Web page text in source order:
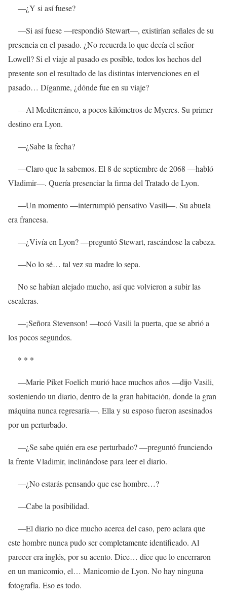
—¿Y si así fuese?
—Si así fuese —respondió Stewart—, existirían señales de su
presencia en el pasado. ¿No recuerda lo que decía el señor
Lowell? Si el viaje al pasado es posible, todos los hechos del
presente son el resultado de las distintas intervenciones en el
pasado… Díganme, ¿dónde fue en su viaje?
—Al Mediterráneo, a pocos kilómetros de Myeres. Su primer
destino era Lyon.
—¿Sabe la fecha?
—Claro que la sabemos. El 8 de septiembre de 2068 —habló
Vladimir—. Quería presenciar la firma del Tratado de Lyon.
—Un momento —interrumpió pensativo Vasili—. Su abuela
era francesa.
—¿Vivía en Lyon? —preguntó Stewart, rascándose la cabeza.
—No lo sé… tal vez su madre lo sepa.
No se habían alejado mucho, así que volvieron a subir las
escaleras.
—¡Señora Stevenson! —tocó Vasili la puerta, que se abrió a
los pocos segundos.
* * *
—Marie Piket Foelich murió hace muchos años —dijo Vasili,
sosteniendo un diario, dentro de la gran habitación, donde la gran
máquina nunca regresaría—. Ella y su esposo fueron asesinados
por un perturbado.
—¿Se sabe quién era ese perturbado? —preguntó frunciendo
la frente Vladimir, inclinándose para leer el diario.
—¿No estarás pensando que ese hombre…?
—Cabe la posibilidad.
—El diario no dice mucho acerca del caso, pero aclara que
este hombre nunca pudo ser completamente identificado. Al
parecer era inglés, por su acento. Dice… dice que lo encerraron
en un manicomio, el… Manicomio de Lyon. No hay ninguna
fotografía. Eso es todo.